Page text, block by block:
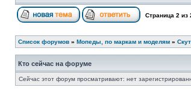
Страница 2 из
Список форумов » Мопеды, по маркам и моделям »
Кто сейчас на форуме
Сейчас этот форум просматривают: нет